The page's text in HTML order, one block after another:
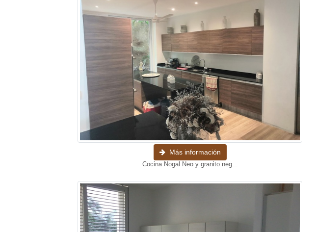
Más información
Cocina Nogal Neo y granito neg...